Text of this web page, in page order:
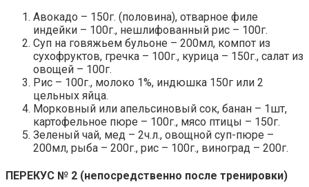
Авокадо – 150г. (половина), отварное филе
индейки – 100г., нешлифованный рис – 100г.
Суп на говяжьем бульоне – 200мл, компот из
сухофруктов, гречка – 100г., курица – 150г., салат из
овощей – 100г.
Рис – 100г., молоко 1%, индюшка 150г или 2
цельных яйца.
Морковный или апельсиновый сок, банан – 1шт,
картофельное пюре – 100г., мясо птицы – 150г.
Зеленый чай, мед – 2ч.л., овощной суп-пюре –
200мл, рыба – 200г., рис – 100г., виноград – 200г.
ПЕРЕКУС № 2 (непосредственно после тренировки)